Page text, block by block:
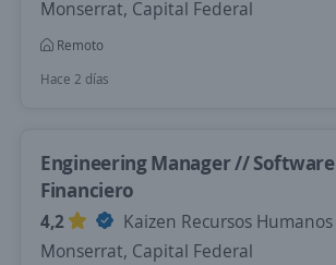
Monserrat, Capital Federal
Remoto
Hace 2 días
Engineering Manager // Software
Financiero
4,2
Kaizen Recursos Humanos
Monserrat, Capital Federal